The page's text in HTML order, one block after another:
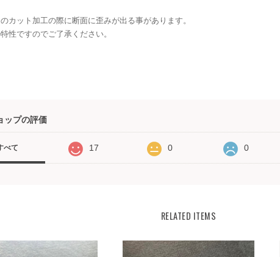
カット加工の際に断面に歪みが出る事があります。
性ですのでご了承ください。
ップの評価
べて 17 0 0
RELATED ITEMS